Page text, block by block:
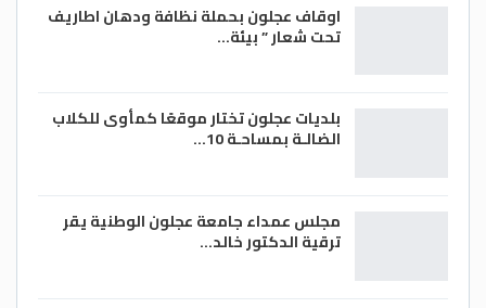
اوقاف عجلون بحملة نظافة ودهان اطاريف
تحت شعار ” بيئة…
بلديات عجلون تختار موقعًا كمأوى للكلاب
الضالـة بمساحـة 10…
مجلس عمداء جامعة عجلون الوطنية يقر
ترقية الدكتور خالد…